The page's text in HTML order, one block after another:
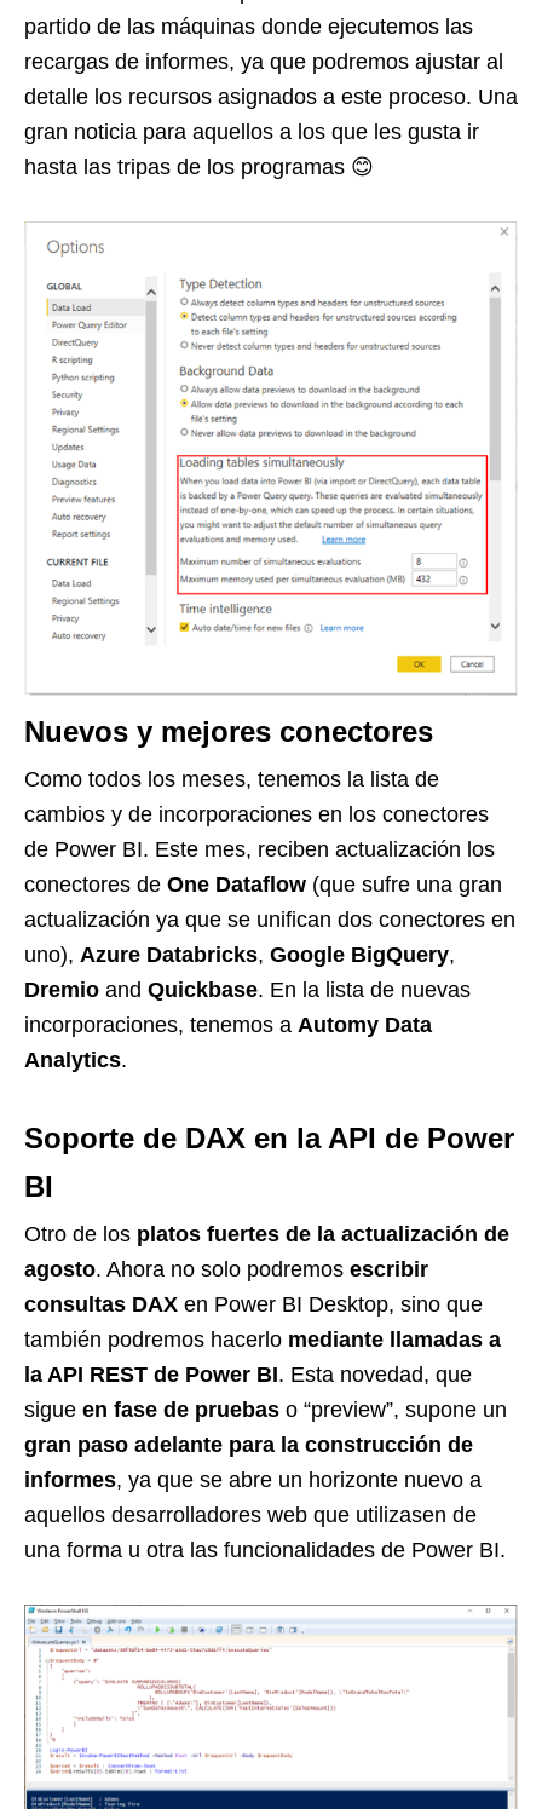
partido de las máquinas donde ejecutemos las
recargas de informes, ya que podremos ajustar al
detalle los recursos asignados a este proceso. Una
gran noticia para aquellos a los que les gusta ir
hasta las tripas de los programas 😊
Nuevos y mejores conectores
Como todos los meses, tenemos la lista de
cambios y de incorporaciones en los conectores
de Power BI. Este mes, reciben actualización los
conectores de One Dataflow (que sufre una gran
actualización ya que se unifican dos conectores en
uno), Azure Databricks, Google BigQuery,
Dremio and Quickbase. En la lista de nuevas
incorporaciones, tenemos a Automy Data
Analytics.
Soporte de DAX en la API de Power
BI
Otro de los platos fuertes de la actualización de
agosto. Ahora no solo podremos escribir
consultas DAX en Power BI Desktop, sino que
también podremos hacerlo mediante llamadas a
la API REST de Power BI. Esta novedad, que
sigue en fase de pruebas o “preview”, supone un
gran paso adelante para la construcción de
informes, ya que se abre un horizonte nuevo a
aquellos desarrolladores web que utilizasen de
una forma u otra las funcionalidades de Power BI.